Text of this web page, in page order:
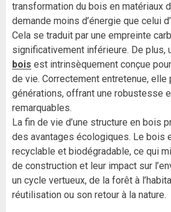
transformation du bois en matériaux
demande moins d’énergie que celui
Cela se traduit par une empreinte
significativement inférieure. De plus,
bois est intrinsèquement conçue
de vie. Correctement entretenue,
générations, offrant une robustesse
remarquables.
La fin de vie d’une structure en bois
des avantages écologiques. Le bois
recyclable et biodégradable, ce qui
de construction et leur impact sur
un cycle vertueux, de la forêt à
réutilisation ou son retour à la nature.